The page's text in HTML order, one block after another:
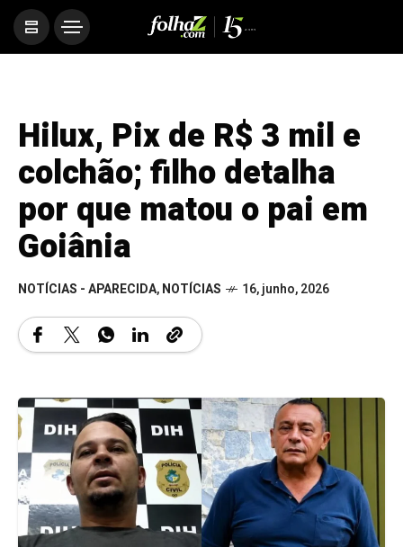
Hilux, Pix de R$ 3 mil e
colchão; filho detalha
por que matou o pai em
Goiânia
NOTÍCIAS - APARECIDA,NOTÍCIAS 16, junho, 2026